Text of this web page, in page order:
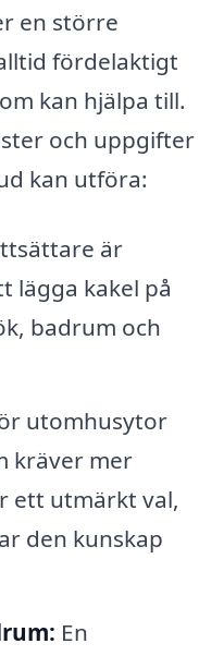
en större
fördelaktigt
kan hjälpa till.
och uppgifter
kan utföra:
är
lägga kakel på
badrum och
utomhusytor
kräver mer
ett utmärkt val,
den kunskap
En